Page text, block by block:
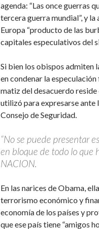
agenda: “Las once guerras
tercera guerra mundial”, y
Europa “producto de las
capitales especulativos del
Si bien los obispos admiten
en condenar la
matiz del desacuerdo
utilizó para expresarse ante
Consejo de Seguridad.
“No se puede presentar
en bloque de todo lo que
NACION.
En las narices de Obama,
terrorismo económico y
economía de los países y
que ese país tiene “amigos